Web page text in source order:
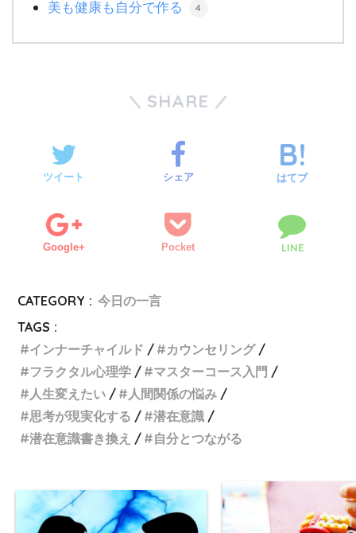
美も健康も自分で作る 4
SHARE
ツイート シェア はてブ
Google+ Pocket LINE
CATEGORY : 今日の一言
TAGS :
インナーチャイルド
カウンセリング
フラクタル心理学
マスターコース入門
人生変えたい
人間関係の悩み
思考が現実化する
潜在意識
潜在意識書き換え
自分とつながる